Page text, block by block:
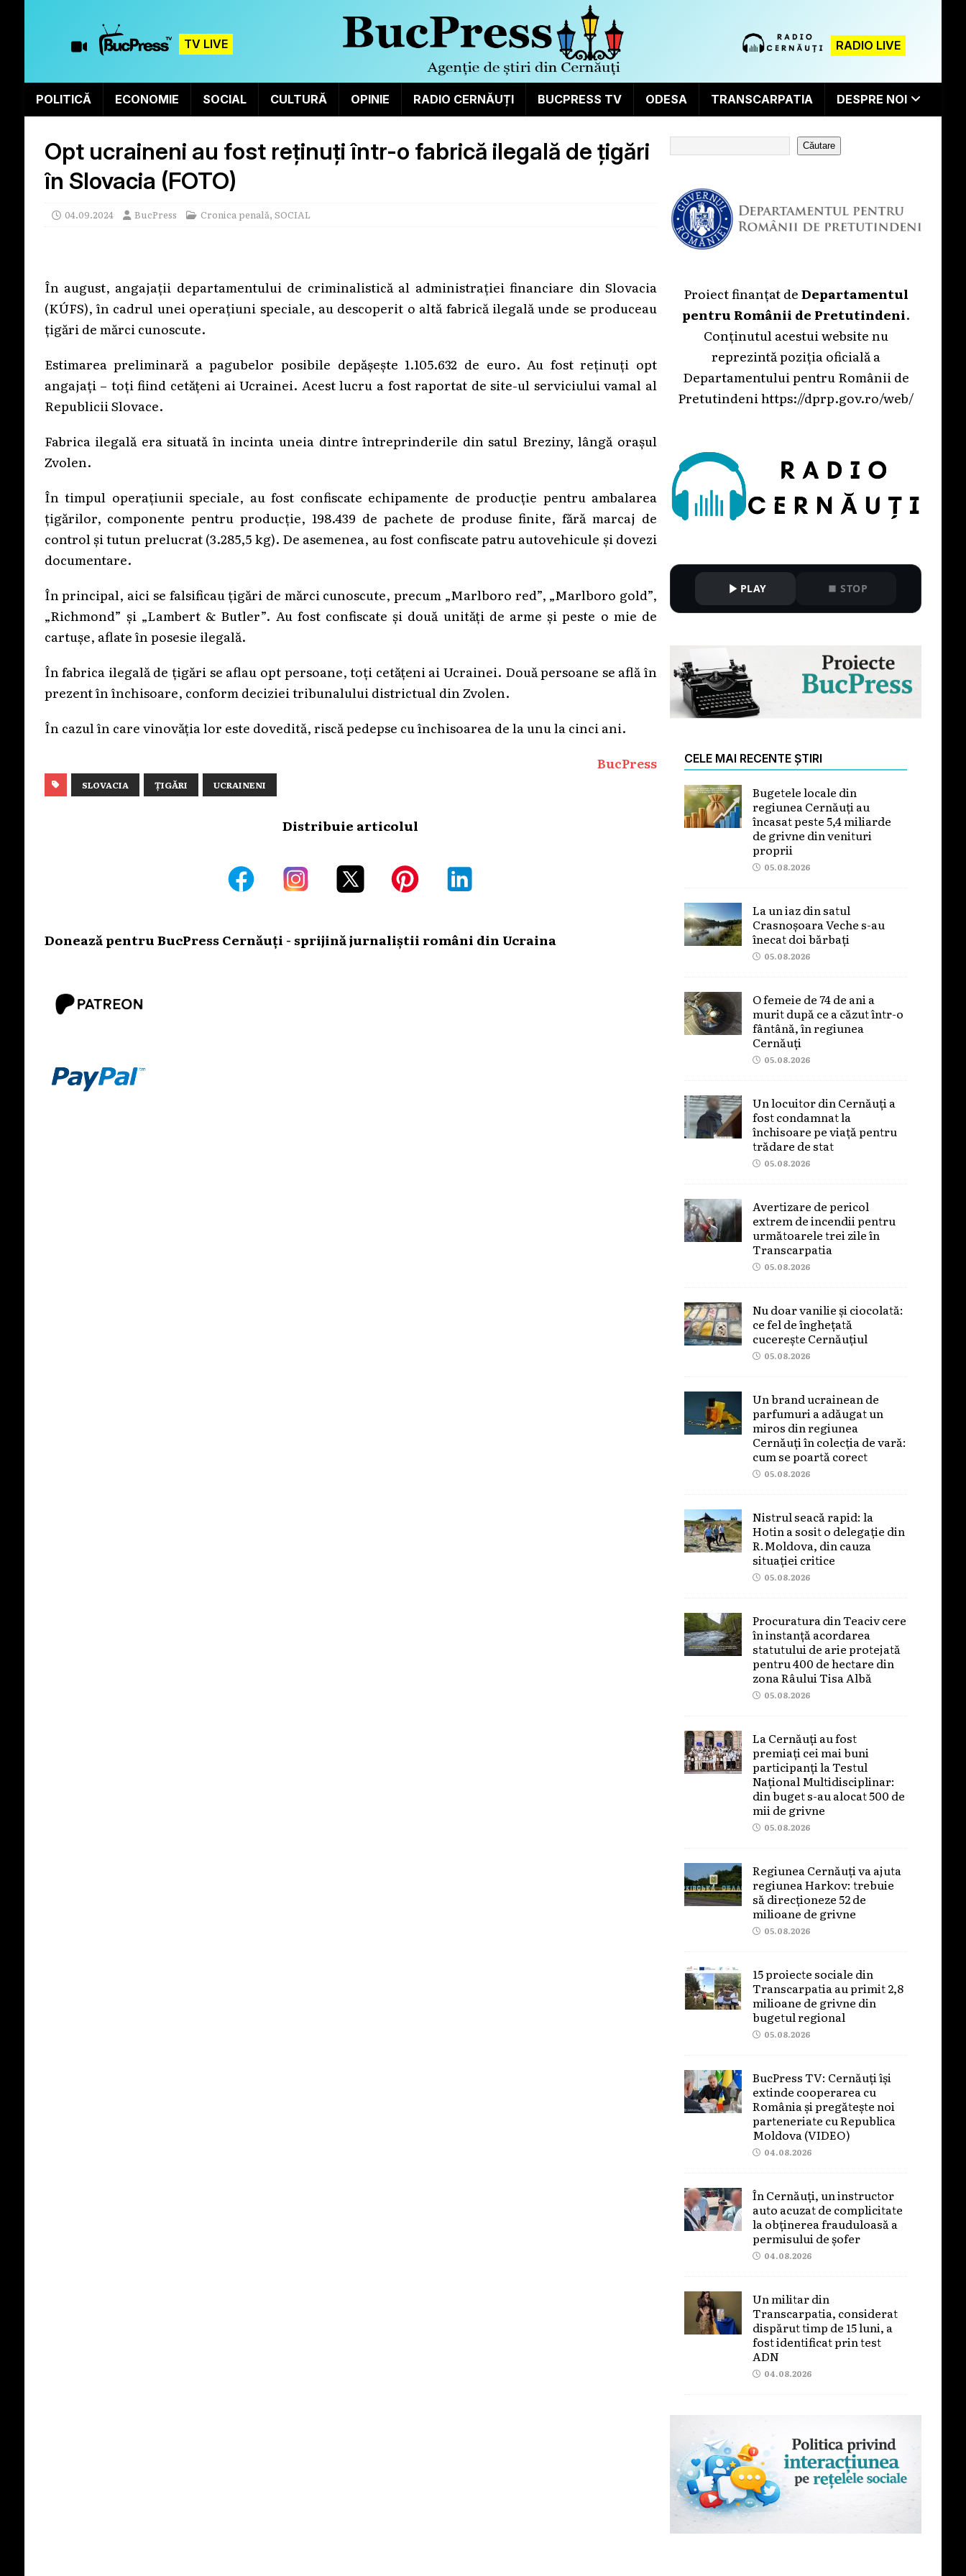
TV LIVE RADIO LIVE
POLITICĂ ECONOMIE SOCIAL CULTURĂ OPINIE RADIO CERNĂUȚI BUCPRESS TV ODESA TRANSCARPATIA DESPRE NOI
Opt ucraineni au fost reținuți într-o fabrică ilegală de țigări
în Slovacia (FOTO)
04.09.2024 BucPress Cronica penală, SOCIAL
În august, angajații departamentului de criminalistică al administrației financiare din Slovacia
(KÚFS), în cadrul unei operațiuni speciale, au descoperit o altă fabrică ilegală unde se produceau
țigări de mărci cunoscute.
Estimarea preliminară a pagubelor posibile depășește 1.105.632 de euro. Au fost reținuți opt
angajați – toți fiind cetățeni ai Ucrainei. Acest lucru a fost raportat de site-ul serviciului vamal al
Republicii Slovace.
Fabrica ilegală era situată în incinta uneia dintre întreprinderile din satul Breziny, lângă orașul
Zvolen.
În timpul operațiunii speciale, au fost confiscate echipamente de producție pentru ambalarea
țigărilor, componente pentru producție, 198.439 de pachete de produse finite, fără marcaj de
control și tutun prelucrat (3.285,5 kg). De asemenea, au fost confiscate patru autovehicule și dovezi
documentare.
În principal, aici se falsificau țigări de mărci cunoscute, precum „Marlboro red”, „Marlboro gold”,
„Richmond” și „Lambert & Butler”. Au fost confiscate și două unități de arme și peste o mie de
cartușe, aflate în posesie ilegală.
În fabrica ilegală de țigări se aflau opt persoane, toți cetățeni ai Ucrainei. Două persoane se află în
prezent în închisoare, conform deciziei tribunalului districtual din Zvolen.
În cazul în care vinovăția lor este dovedită, riscă pedepse cu închisoarea de la unu la cinci ani.
BucPress
SLOVACIA ȚIGĂRI UCRAINENI
Distribuie articolul
Donează pentru BucPress Cernăuți - sprijină jurnaliștii români din Ucraina
Căutare
Proiect finanțat deDepartamentul
pentru Românii de Pretutindeni.
Conținutul acestui website nu
reprezintă poziția oficială a
Departamentului pentru Românii de
Pretutindenihttps://dprp.gov.ro/web/
PLAY STOP
CELE MAI RECENTE ȘTIRI
Bugetele locale din
regiunea Cernăuți au
încasat peste 5,4 miliarde
de grivne din venituri
proprii
05.08.2026
La un iaz din satul
Crasnoșoara Veche s-au
înecat doi bărbați
05.08.2026
O femeie de 74 de ani a
murit după ce a căzut într-o
fântână, în regiunea
Cernăuți
05.08.2026
Un locuitor din Cernăuți a
fost condamnat la
închisoare pe viață pentru
trădare de stat
05.08.2026
Avertizare de pericol
extrem de incendii pentru
următoarele trei zile în
Transcarpatia
05.08.2026
Nu doar vanilie și ciocolată:
ce fel de înghețată
cucerește Cernăuțiul
05.08.2026
Un brand ucrainean de
parfumuri a adăugat un
miros din regiunea
Cernăuți în colecția de vară:
cum se poartă corect
05.08.2026
Nistrul seacă rapid: la
Hotin a sosit o delegație din
R.Moldova, din cauza
situației critice
05.08.2026
Procuratura din Teaciv cere
în instanță acordarea
statutului de arie protejată
pentru 400 de hectare din
zona Râului Tisa Albă
05.08.2026
La Cernăuți au fost
premiați cei mai buni
participanți la Testul
Național Multidisciplinar:
din buget s-au alocat 500 de
mii de grivne
05.08.2026
Regiunea Cernăuți va ajuta
regiunea Harkov: trebuie
să direcționeze 52 de
milioane de grivne
05.08.2026
15 proiecte sociale din
Transcarpatia au primit 2,8
milioane de grivne din
bugetul regional
05.08.2026
BucPress TV: Cernăuți își
extinde cooperarea cu
România și pregătește noi
parteneriate cu Republica
Moldova (VIDEO)
04.08.2026
În Cernăuți, un instructor
auto acuzat de complicitate
la obținerea frauduloasă a
permisului de șofer
04.08.2026
Un militar din
Transcarpatia, considerat
dispărut timp de 15 luni, a
fost identificat prin test
ADN
04.08.2026